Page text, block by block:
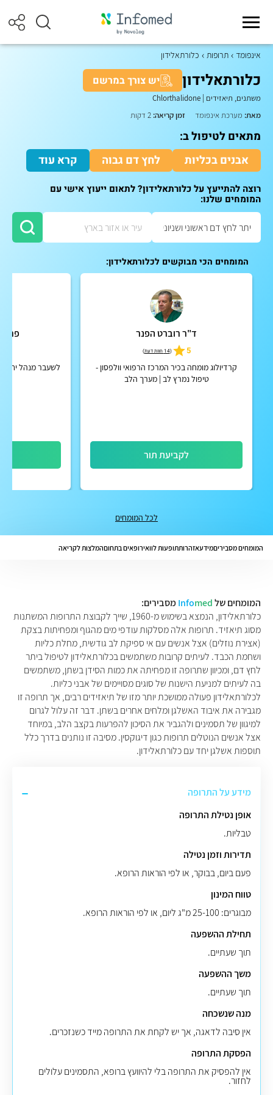
אינפומד תרופות כלורתאלידון
כלורתאלידון יש צורך במרשם
משתנים, תיאזידים Chlorthalidone
מאת: מערכת אינפומד זמן קריאה:
מתאים לטיפול ב:
אבנים בכליות
לחץ דם גבוה קרא עוד
רוצה להתייעץ על כלורתאלידון? לתאום ייעוץ אישי עם
המומחים שלנו:
המומחים הכי מבוקשים לכלורתאלידון:
ד"ר רוברט הפנר
5
(14 חוות דעת )
קרדיולוג מומחה בכיר המרכז הרפואי וולפסון -
טיפול נמרץ לב | מערך הלב
לקביעת תור
לשעבר מנהל
לכל המומחים
המומחים מסביריםמידעאזהרותתופעות לוואירופאים בתחוםהמלצות לקריאה
המומחים של Infomed
מסבירים:
כלורתאלידון, הנמצא בשימוש מ-1960, שייך לקבוצת התרופות המשתנות
מסוג תיאזיד. תרופות אלה מסלקות עודפי מים מהגוף ומפחיתות בצקת
(אצירת נוזלים) אצל אנשים עם אי ספיקת לב גודשית, מחלת כליות
ושחמת הכבד. לעיתים קרובות משתמשים בכלורתאלידון לטיפול ביתר
לחץ דם, ומכיוון שתרופה זו מפחיתה את כמות הסידן בשתן, משתמשים
בה לעיתים למניעת הישנות של סוגים מסויימים של אבני כליות.
לכלורתאלידון פעולה ממושכת יותר מזו של תיאזידים רבים, אך תרופה זו
מגבירה את איבוד האשלגן ומלחים אחרים בשתן. דבר זה עלול לגרום
למיגוון של תסמינים ולהגביר את הסיכון להפרעות בקצב הלב, במיוחד
אצל אנשים הנוטלים תרופות כגון דיגוקסין. מסיבה זו נותנים בדרך כלל
תוספות אשלגן יחד עם כלורתאלידון.
מידע על התרופה
אופן נטילת התרופה
טבליות.
תדירות וזמן נטילה
פעם ביום, בבוקר, או לפי הוראות הרופא.
טווח המינון
מבוגרים: 25-100 מ"ג ליום, או לפי הוראות הרופא.
תחילת ההשפעה
תוך שעתיים.
משך ההשפעה
תוך שעתיים.
מנה שנשכחה
אין סיבה לדאגה, אך יש לקחת את התרופה מייד כשנזכרים.
הפסקת התרופה
אין להפסיק את התרופה בלי להיוועץ ברופא, התסמינים עלולים
לחזור.